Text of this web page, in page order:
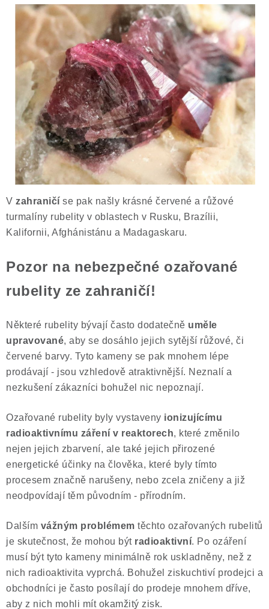
V zahraničí se pak našly krásné červené a růžové
turmalíny rubelity v oblastech v Rusku, Brazílii,
Kalifornii, Afghánistánu a Madagaskaru.
Pozor na nebezpečné ozařované
rubelity ze zahraničí!
Některé rubelity bývají často dodatečně uměle
upravované, aby se dosáhlo jejich sytější růžové, či
červené barvy. Tyto kameny se pak mnohem lépe
prodávají - jsou vzhledově atraktivnější. Neznalí a
nezkušení zákazníci bohužel nic nepoznají.
Ozařované rubelity byly vystaveny ionizujícímu
radioaktivnímu záření v reaktorech, které změnilo
nejen jejich zbarvení, ale také jejich přirozené
energetické účinky na člověka, které byly tímto
procesem značně narušeny, nebo zcela zničeny a již
neodpovídají těm původním - přírodním.
Dalším vážným problémem těchto ozařovaných rubelitů
je skutečnost, že mohou být radioaktivní. Po ozáření
musí být tyto kameny minimálně rok uskladněny, než z
nich radioaktivita vyprchá. Bohužel ziskuchtiví prodejci a
obchodníci je často posílají do prodeje mnohem dříve,
aby z nich mohli mít okamžitý zisk.